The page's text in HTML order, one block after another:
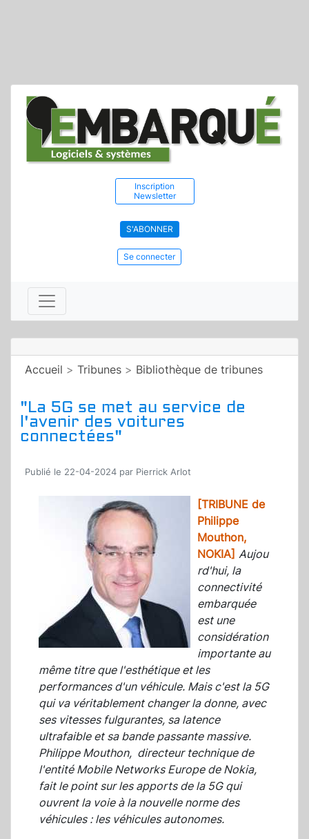
Inscription
Newsletter
S'ABONNER
Se connecter
Accueil > Tribunes > Bibliothèque de tribunes
"La 5G se met au service de
l'avenir des voitures
connectées"
Publié le 22-04-2024 par Pierrick Arlot
[TRIBUNE de
Philippe
Mouthon,
NOKIA] Aujou
rd'hui, la
connectivité
embarquée
est une
considération
importante au
même titre que l'esthétique et les
performances d'un véhicule. Mais c'est la 5G
qui va véritablement changer la donne, avec
ses vitesses fulgurantes, sa latence
ultrafaible et sa bande passante massive.
Philippe Mouthon, directeur technique de
l'entité Mobile Networks Europe de Nokia,
fait le point sur les apports de la 5G qui
ouvrent la voie à la nouvelle norme des
véhicules : les véhicules autonomes.